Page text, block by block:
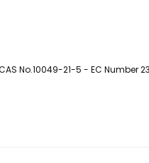
No.10049-21-5 - EC Number